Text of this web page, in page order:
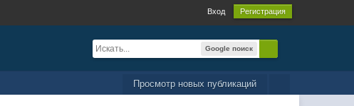
Вход Регистрация
Google поиск
Просмотр новых публикаций